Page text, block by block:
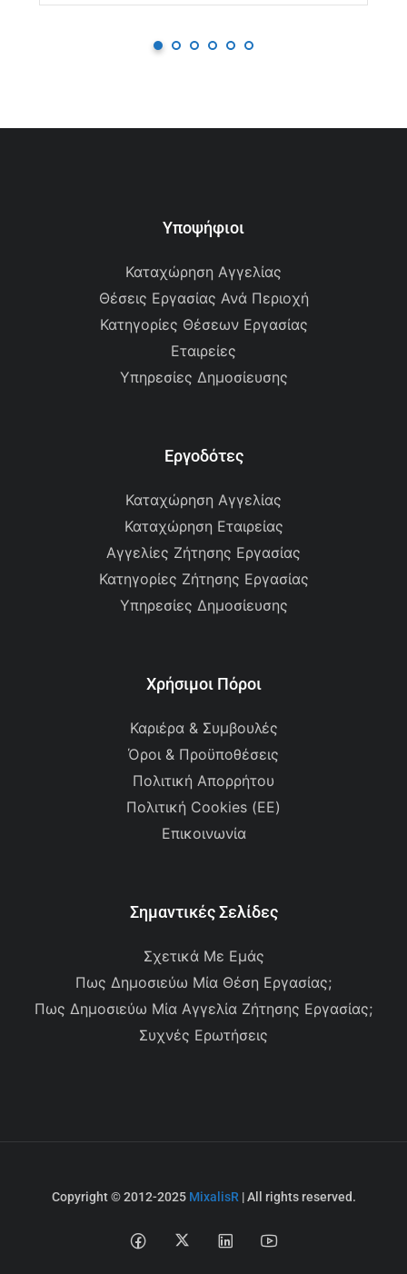
Υποψήφιοι
Καταχώρηση Αγγελίας
Θέσεις Εργασίας Ανά Περιοχή
Κατηγορίες Θέσεων Εργασίας
Εταιρείες
Υπηρεσίες Δημοσίευσης
Εργοδότες
Καταχώρηση Αγγελίας
Καταχώρηση Εταιρείας
Αγγελίες Ζήτησης Εργασίας
Κατηγορίες Ζήτησης Εργασίας
Υπηρεσίες Δημοσίευσης
Χρήσιμοι Πόροι
Καριέρα & Συμβουλές
Όροι & Προϋποθέσεις
Πολιτική Απορρήτου
Πολιτική Cookies (ΕΕ)
Επικοινωνία
Σημαντικές Σελίδες
Σχετικά Με Εμάς
Πως Δημοσιεύω Μία Θέση Εργασίας;
Πως Δημοσιεύω Μία Αγγελία Ζήτησης Εργασίας;
Συχνές Ερωτήσεις
Copyright © 2012-2025 MixalisR | All rights reserved.